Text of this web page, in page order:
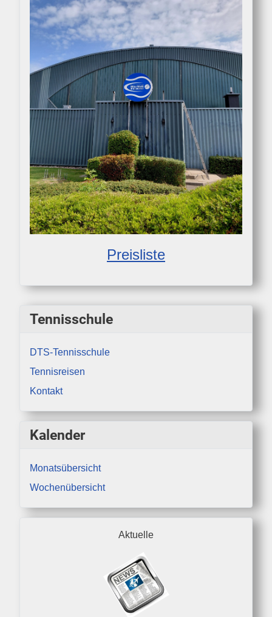
Tennisschule
DTS-Tennisschule
Tennisreisen
Kontakt
Kalender
Monatsübersicht
Wochenübersicht
Aktuelle
Preisliste